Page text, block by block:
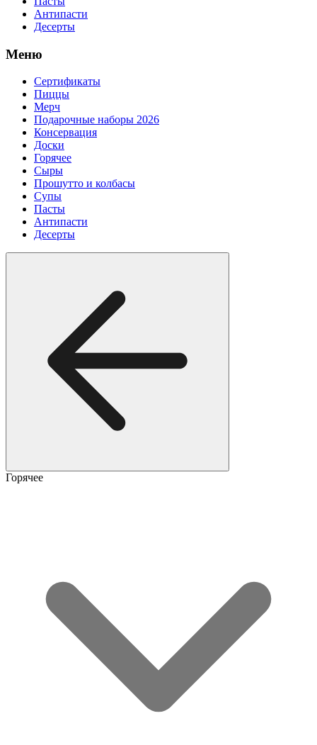
Антипасти
Десерты
Меню
Сертификаты
Пиццы
Мерч
Подарочные наборы 2026
Консервация
Доски
Горячее
Сыры
Прошутто и колбасы
Супы
Пасты
Антипасти
Десерты
Горячее